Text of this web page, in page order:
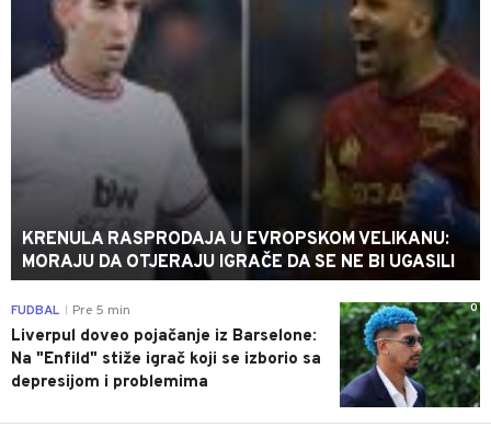
KRENULA RASPRODAJA U EVROPSKOM VELIKANU:
MORAJU DA OTJERAJU IGRAČE DA SE NE BI UGASILI
0
FUDBAL Pre 5 min
Liverpul doveo pojačanje iz Barselone:
Na "Enfild" stiže igrač koji se izborio sa
depresijom i problemima